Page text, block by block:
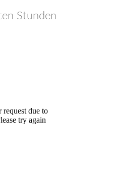
Stunden